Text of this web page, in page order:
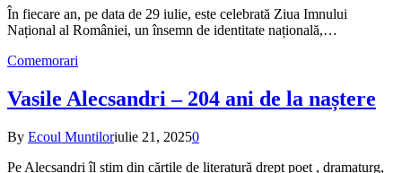
În fiecare an, pe data de 29 iulie, este celebrată Ziua Imnului
Național al României, un însemn de identitate națională,…
Comemorari
Vasile Alecsandri – 204 ani de la naștere
By Ecoul Muntiloriulie 21, 20250
Pe Alecsandri îl știm din cărțile de literatură drept poet , dramaturg,